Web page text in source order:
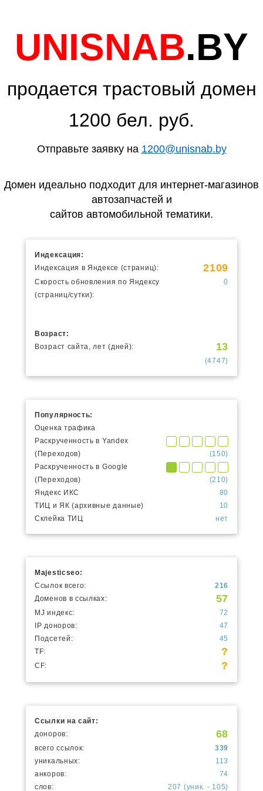
UNISNAB.BY
продается трастовый домен
1200 бел. руб.
Отправьте заявку на 1200@unisnab.by
Домен идеально подходит для интернет-магазинов
автозапчастей и
сайтов автомобильной тематики.
Индексация:
Индексация в Яндексе (страниц):
2109
Скорость обновления по Яндексу
(страниц/сутки):
0
Возраст:
Возраст сайта, лет (дней):
13
(4747)
Популярность:
Оценка трафика
Раскрученность в Yandex
(Переходов)
(150)
Раскрученность в Google
(Переходов)
(210)
Яндекс ИКС
80
ТИЦ и ЯК (архивные данные)
10
Склейка ТИЦ
нет
Majesticseo:
Ссылок всего:
216
Доменов в ссылках:
57
MJ индекс:
72
IP доноров:
47
Подсетей:
45
TF:
?
CF: ?
Ссылки на сайт:
доноров:
68
всего ссылок:
339
уникальных:
113
анкоров:
74
слов:
207 (уник. - 105)